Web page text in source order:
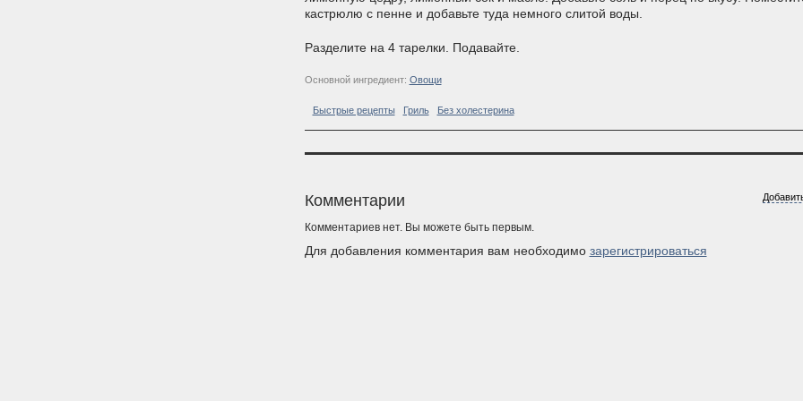
кастрюлю с пенне и добавьте туда немного слитой воды.
Разделите на 4 тарелки. Подавайте.
Основной ингредиент: Овощи
Быстрые рецепты Гриль Без холестерина
Комментарии
Комментариев нет. Вы можете быть первым.
Для добавления комментария вам необходимо зарегистрироваться